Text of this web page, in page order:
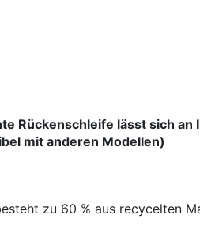
Rückenschleife lässt sich
mit anderen Modellen)
zu 60 % aus recycelten